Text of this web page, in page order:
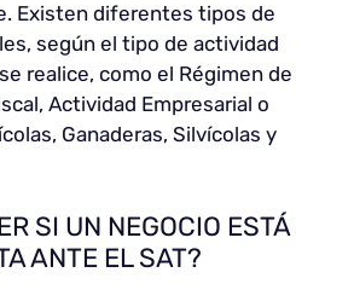
Existen diferentes tipos de
según el tipo de actividad
realice, como el Régimen de
Actividad Empresarial o
Ganaderas, Silvícolas y
SI UN NEGOCIO ESTÁ
ANTE EL SAT?